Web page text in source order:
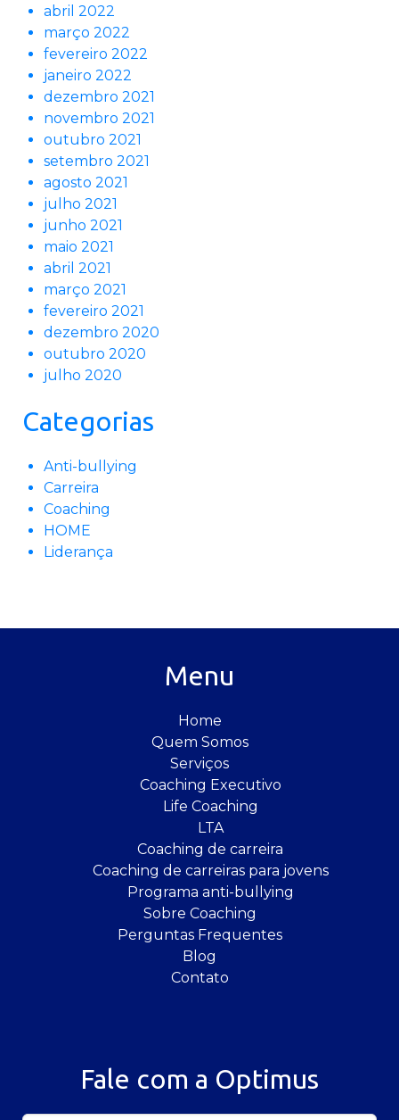
abril 2022
março 2022
fevereiro 2022
janeiro 2022
dezembro 2021
novembro 2021
outubro 2021
setembro 2021
agosto 2021
julho 2021
junho 2021
maio 2021
abril 2021
março 2021
fevereiro 2021
dezembro 2020
outubro 2020
julho 2020
Categorias
Anti-bullying
Carreira
Coaching
HOME
Liderança
Menu
Home
Quem Somos
Serviços
Coaching Executivo
Life Coaching
LTA
Coaching de carreira
Coaching de carreiras para jovens
Programa anti-bullying
Sobre Coaching
Perguntas Frequentes
Blog
Contato
Fale com a Optimus